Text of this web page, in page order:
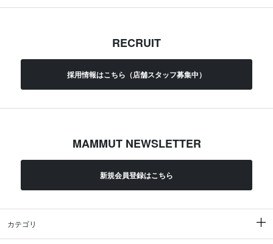
RECRUIT
採用情報はこちら（店舗スタッフ募集中）
MAMMUT NEWSLETTER
新規会員登録はこちら
カテゴリ